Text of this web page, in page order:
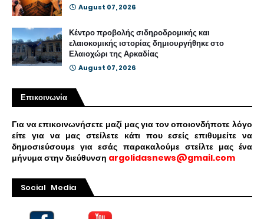
August 07, 2026
Κέντρο προβολής σιδηροδρομικής και
ελαιοκομικής ιστορίας δημιουργήθηκε στο
Ελαιοχώρι της Αρκαδίας
August 07, 2026
Επικοινωνία
Για να επικοινωνήσετε μαζί μας για τον οποιονδήποτε λόγο
είτε για να μας στείλετε κάτι που εσείς επιθυμείτε να
δημοσιεύσουμε για εσάς παρακαλούμε στείλτε μας ένα
μήνυμα στην διεύθυνση argolidasnews@gmail.com
Social Media